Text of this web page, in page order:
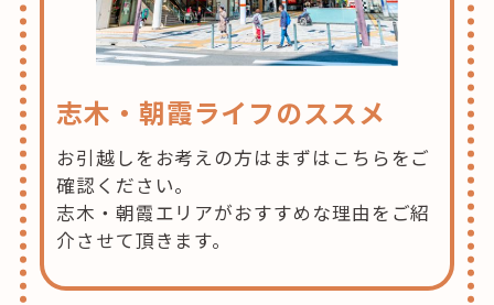
志木・朝霞ライフのススメ
お引越しをお考えの方はまずはこちらをご
確認ください。
志木・朝霞エリアがおすすめな理由をご紹
介させて頂きます。